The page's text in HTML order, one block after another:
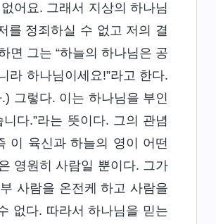
어요. 그래서 지상의 하나님
를 정죄하실 수 없고 저의 결
면 그는 “하늘의 하나님은 공
라 하나님이세요!”라고 한다.
그렇다. 이는 하나님을 부인
다.”라는 뜻이다. 그의 관념
이 육신과 하늘의 영이 어떤
영원히 사람일 뿐이다. 그가
사람을 온전케 하고 사람을
없다. 따라서 하나님을 믿는